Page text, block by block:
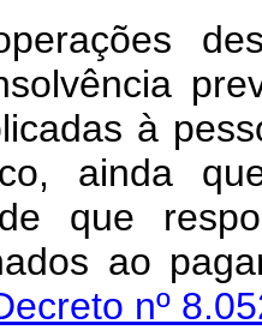
à
ainda
que
nº